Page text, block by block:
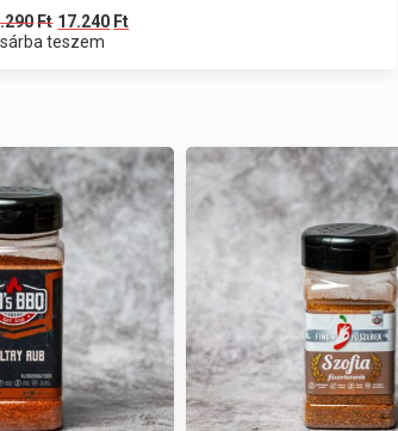
Ft 17.240 Ft
teszem